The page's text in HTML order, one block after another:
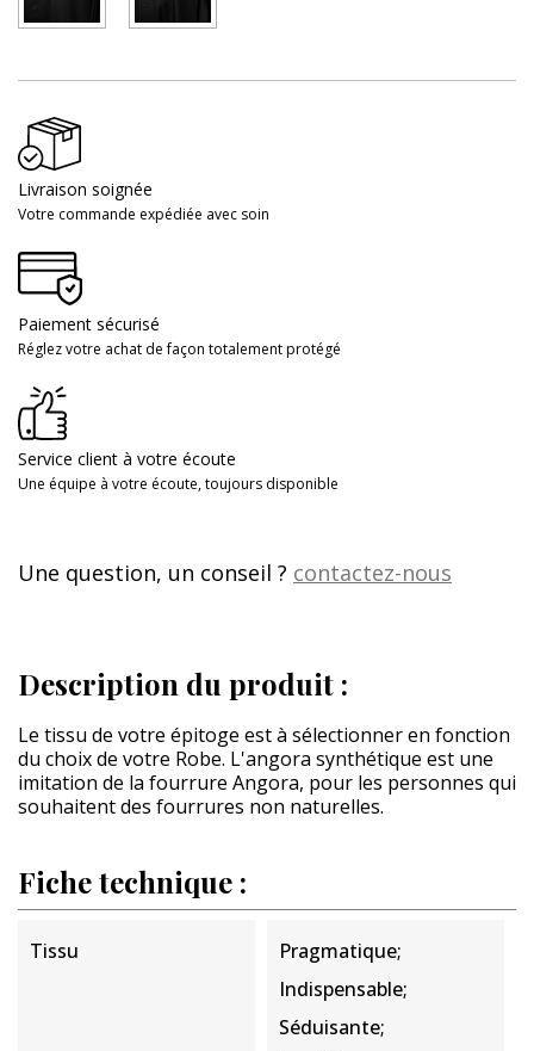
Livraison soignée
Votre commande expédiée avec soin
Paiement sécurisé
Réglez votre achat de façon totalement protégé
Service client à votre écoute
Une équipe à votre écoute, toujours disponible
Une question, un conseil ? contactez-nous
Description du produit :
Le tissu de votre épitoge est à sélectionner en fonction
du choix de votre Robe. L'angora synthétique est une
imitation de la fourrure Angora, pour les personnes qui
souhaitent des fourrures non naturelles.
Fiche technique :
Tissu
Pragmatique;
Indispensable;
Séduisante;